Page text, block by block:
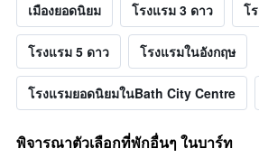
เมืองยอดนิยม โรงแรม 3 ดาว โ
โรงแรม 5 ดาว โรงแรมในอังกฤษ
โรงแรมยอดนิยมในBath City Centre
พิจารณาตัวเลือกที่พักอื่นๆ ในบาร์ท